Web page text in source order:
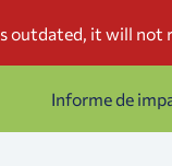
Informe de